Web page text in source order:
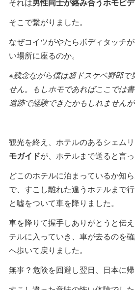
そこで繋がりました。
なぜコイツがやたらボディタッチ
い場所に座るのか。
※残念ながら僕は超ドスケベ野郎で
せん。もしホモであればここでは
遺跡で経験できたかもしれませんが
観光を終え、ホテルのあるシェム
モガイドが、ホテルまで送ると言っ
どこのホテルに泊まっているか知
で、すこし離れた違うホテルまで
と嘘をついて車を降りました。
車を降りて握手しありがとうと伝
テルに入っていき、車が去るのを
へ歩いて戻りました。
無事？危険を回避し翌日、日本に帰